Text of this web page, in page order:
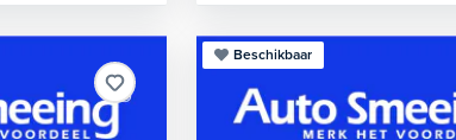
Beschikbaar